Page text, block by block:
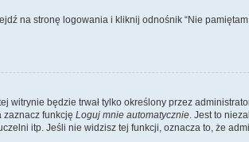
na stronę logowania i kliknij odnośnik “Nie pamiętam
witrynie będzie trwał tylko określony przez
zaznacz funkcję Loguj mnie automatycznie . Jest to
itp. Jeśli nie widzisz tej funkcji, oznacza to, że